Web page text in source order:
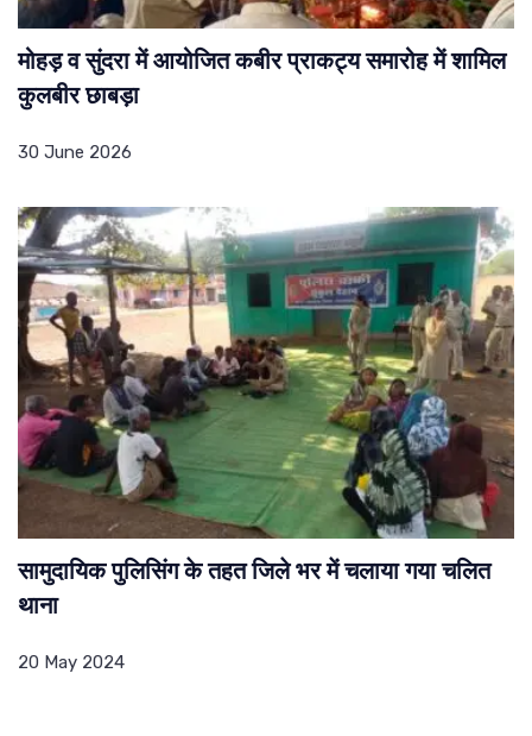
मोहड़ व सुंदरा में आयोजित कबीर प्राकट्य समारोह में शामिल
कुलबीर छाबड़ा
30 June 2026
सामुदायिक पुलिसिंग के तहत जिले भर में चलाया गया चलित
थाना
20 May 2024